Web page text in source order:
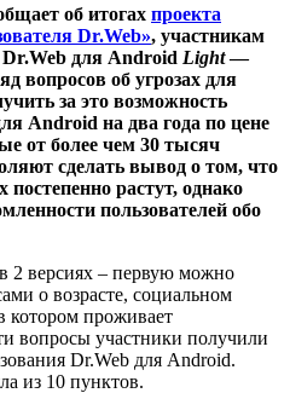
об итогах проекта
Dr.Web», участникам
для Android Light—
вопросов об угрозах для
за это возможность
Android на два года по цене
от более чем 30 тысяч
сделать вывод о том, что
растут, однако
пользователей обо
2 версиях – первую можно
о возрасте, социальном
котором проживает
вопросы участники получили
Dr.Web для Android.
из 10 пунктов.